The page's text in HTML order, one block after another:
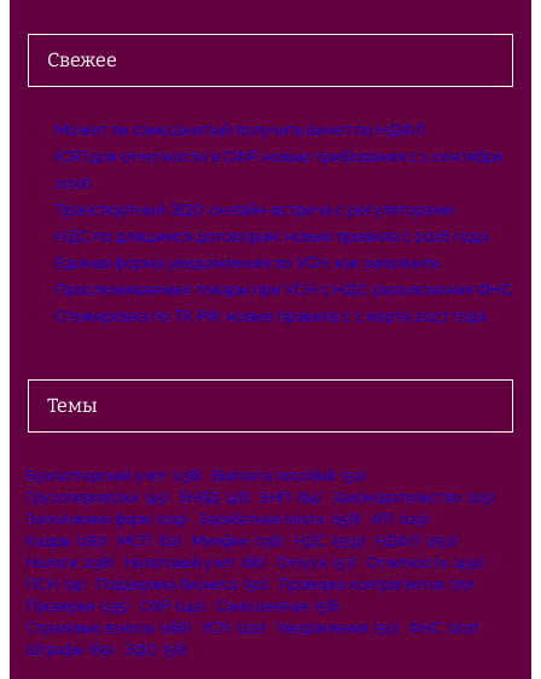
Свежее
Может ли самозанятый получить вычет по НДФЛ
КЭП для отчетности в СФР: новые требования с 1 сентября
2026
Транспортный ЭДО: онлайн-встреча с регуляторами
НДС по длящимся договорам: новые правила с 2026 года
Единая форма уведомления по УСН: как заполнить
Прослеживаемые товары при УСН с НДС: разъяснения ФНС
Стажировка по ТК РФ: новые правила с 1 марта 2027 года
Темы
Бухгалтерский учёт (138) Выплата пособий (50)
Грузоперевозки (45) ЕНВД (46) ЕНП (84) Законодательство (115)
Заполнение форм (109) Заработная плата (158) ИП (129)
Кадры (287) МСП (62) Минфин (136) НДС (559) НДФЛ (250)
Налоги (238) Налоговый учет (66) Отпуск (57) Отчетность (491)
ПСН (74) Поддержка бизнеса (50) Проверка контрагентов (70)
Проверки (135) СФР (142) Самозанятые (58)
Страховые взносы (188) УСН (222) Уведомления (50) ФНС (207)
Штрафы (69) ЭДО (56)